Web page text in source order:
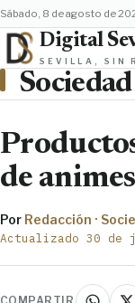
sábado, 8 de agosto de
Digital
SEVILLA, SIN
Sociedad
de
Por Redacción ·
Actualizado 30 de